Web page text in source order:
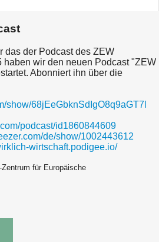
das der Podcast des ZEW
haben wir den neuen Podcast "ZEW
Abonniert ihn über die
show/68jEeGbknSdIgO8q9aGT7l
podcast/id1860844609
de/show/1002443612
wirtschaft.podigee.io/
für Europäische